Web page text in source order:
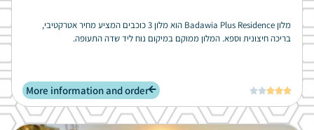
מלון Badawia Plus Residence הוא מלון 3 כוכבים המציע מחיר אטרקטיבי,
בריכה חיצונית וספא. המלון ממוקם במיקום נוח ליד שדה התעופה.





More information and order